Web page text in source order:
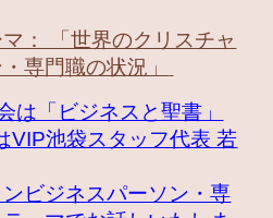
世界のクリスチャ
専門職の状況」
は「ビジネスと聖書」
VIP池袋スタッフ代表 若
ンビジネスパーソン・専